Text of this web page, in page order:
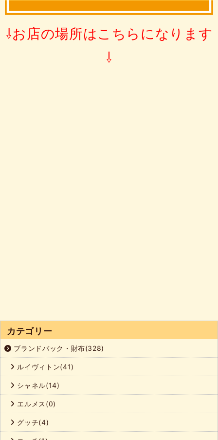
⇩お店の場所はこちらになります
⇩
カテゴリー
ブランドバック・財布(328)
ルイヴィトン(41)
シャネル(14)
エルメス(0)
グッチ(4)